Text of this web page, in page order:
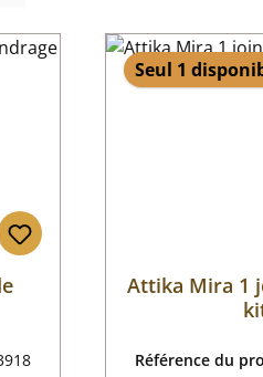
Seul 1
Attika Mira 1
Référence du